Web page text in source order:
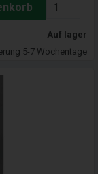
Auf lager
5-7 Wochentage